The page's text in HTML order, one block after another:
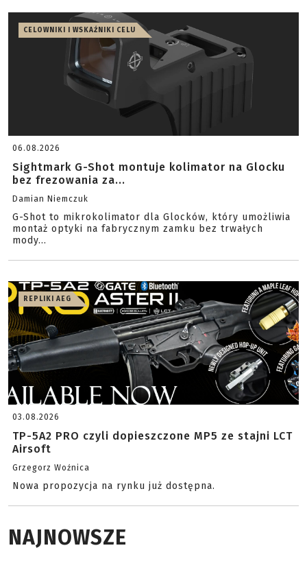
CELOWNIKI I WSKAŹNIKI CELU
06.08.2026
Sightmark G-Shot montuje kolimator na Glocku
bez frezowania za...
Damian Niemczuk
G-Shot to mikrokolimator dla Glocków, który umożliwia
montaż optyki na fabrycznym zamku bez trwałych
mody...
REPLIKI AEG
03.08.2026
TP-5A2 PRO czyli dopieszczone MP5 ze stajni LCT
Airsoft
Grzegorz Woźnica
Nowa propozycja na rynku już dostępna.
NAJNOWSZE